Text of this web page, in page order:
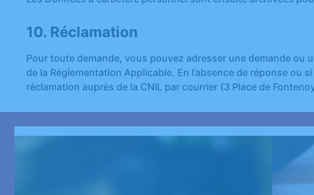
10. Réclamation
Pour toute demande, vous pouvez adresser une demande
de la Réglementation Applicable. En l’absence de réponse
réclamation auprès de la CNIL par courrier (3 Place de